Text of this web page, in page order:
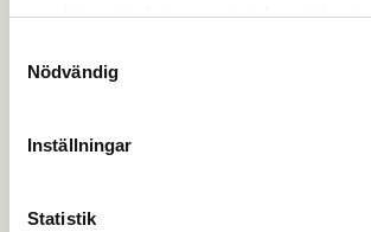
samlat in när du har använt deras
Nödvändig
Inställningar
Statistik
beställa, se priser,